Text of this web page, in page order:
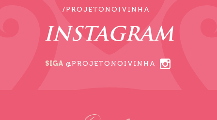
/PROJETONOIVINHA
INSTAGRAM
SIGA @PROJETONOIVINHA